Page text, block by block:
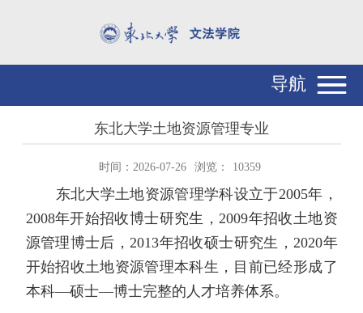
导航
东北大学土地资源管理专业
时间：2026-07-26 浏览： 10359
东北大学土地资源管理学科设立于2005年，
2008年开始招收博士研究生， 2009年招收土地资
源管理博士后， 2013年招收硕士研究生， 2020年
开始招收土地资源管理本科生，目前已经形成了
本科—硕士—博士完整的人才培养体系。